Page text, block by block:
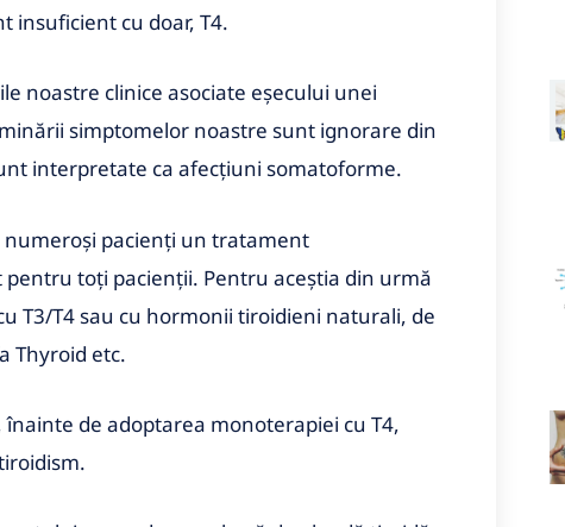
insuficient cu doar, T4.
noastre clinice asociate eşecului unei
simptomelor noastre sunt ignorare din
interpretate ca afecţiuni somatoforme.
numeroşi pacienţi un tratament
toţi pacienţii. Pentru aceştia din urmă
T3/T4 sau cu hormonii tiroidieni naturali, de
Thyroid etc.
de adoptarea monoterapiei cu T4,